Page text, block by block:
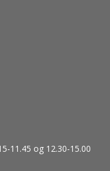
11.45 og 12.30-15.00